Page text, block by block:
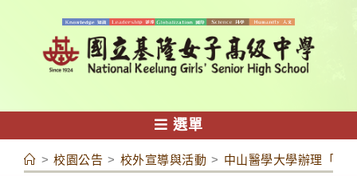
容
選單
> 校園公告 > 校外宣導與活動 > 中山醫學大學辦理「系